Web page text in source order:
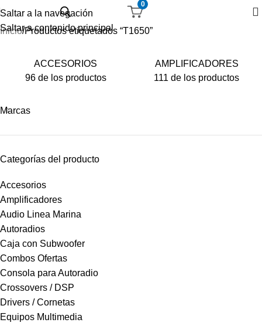
Saltar a la navegación
Saltar a contenido principal
0
Inicio Productos etiquetados “T1650”
ACCESORIOS
96 de los productos
AMPLIFICADORES
111 de los productos
Marcas
Categorías del producto
Accesorios
Amplificadores
Audio Linea Marina
Autoradios
Caja con Subwoofer
Combos Ofertas
Consola para Autoradio
Crossovers / DSP
Drivers / Cornetas
Equipos Multimedia